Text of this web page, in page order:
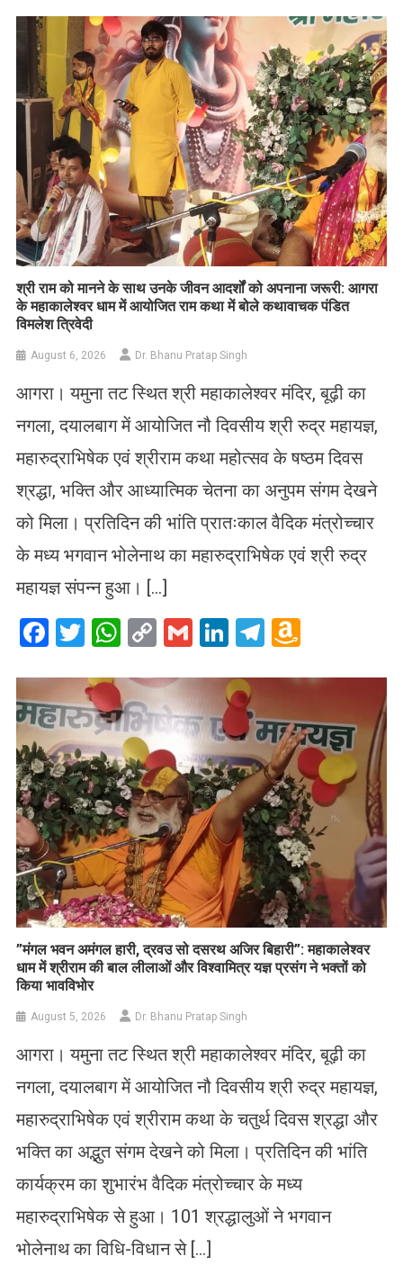
​श्री राम को मानने के साथ उनके जीवन आदर्शों को अपनाना जरूरी: आगरा
के महाकालेश्वर धाम में आयोजित राम कथा में बोले कथावाचक पंडित
विमलेश त्रिवेदी
August 6, 2026 Dr. Bhanu Pratap Singh
आगरा। यमुना तट स्थित श्री महाकालेश्वर मंदिर, बूढ़ी का
नगला, दयालबाग में आयोजित नौ दिवसीय श्री रुद्र महायज्ञ,
महारुद्राभिषेक एवं श्रीराम कथा महोत्सव के षष्ठम दिवस
श्रद्धा, भक्ति और आध्यात्मिक चेतना का अनुपम संगम देखने
को मिला। प्रतिदिन की भांति प्रातःकाल वैदिक मंत्रोच्चार
के मध्य भगवान भोलेनाथ का महारुद्राभिषेक एवं श्री रुद्र
महायज्ञ संपन्न हुआ। […]
Facebook
Twitter
WhatsApp
CopyGmailLinkedIn
Telegram
List
​”मंगल भवन अमंगल हारी, द्रवउ सो दसरथ अजिर बिहारी”: महाकालेश्वर
धाम में श्रीराम की बाल लीलाओं और विश्वामित्र यज्ञ प्रसंग ने भक्तों को
किया भावविभोर
August 5, 2026 Dr. Bhanu Pratap Singh
आगरा। यमुना तट स्थित श्री महाकालेश्वर मंदिर, बूढ़ी का
नगला, दयालबाग में आयोजित नौ दिवसीय श्री रुद्र महायज्ञ,
महारुद्राभिषेक एवं श्रीराम कथा के चतुर्थ दिवस श्रद्धा और
भक्ति का अद्भुत संगम देखने को मिला। प्रतिदिन की भांति
कार्यक्रम का शुभारंभ वैदिक मंत्रोच्चार के मध्य
महारुद्राभिषेक से हुआ। 101 श्रद्धालुओं ने भगवान
भोलेनाथ का विधि-विधान से […]